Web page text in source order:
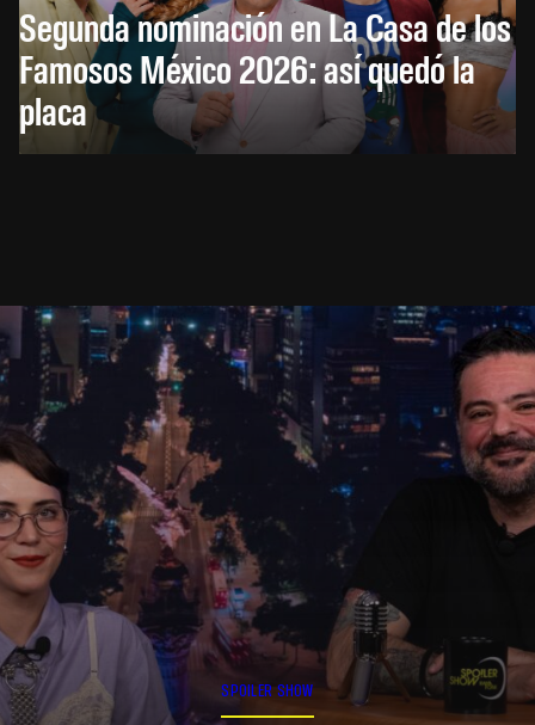
Segunda nominación en La Casa de los
Famosos México 2026: así quedó la
placa
SPOILER SHOW